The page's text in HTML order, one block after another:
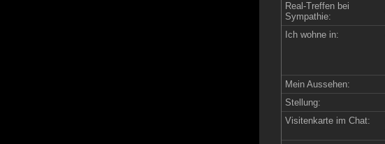
Real-Treffen bei
Sympathie:
Ich wohne in:
Mein Aussehen:
Stellung:
Visitenkarte im Chat: